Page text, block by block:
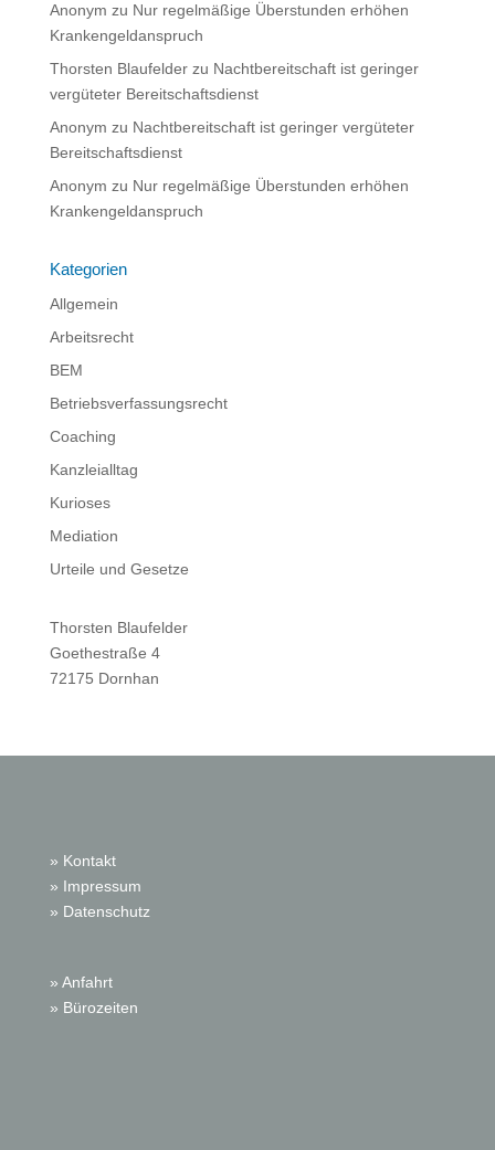
Anonym zu Nur regelmäßige Überstunden erhöhen
Krankengeldanspruch
Thorsten Blaufelderzu Nachtbereitschaft ist geringer
vergüteter Bereitschaftsdienst
Anonym zu Nachtbereitschaft ist geringer vergüteter
Bereitschaftsdienst
Anonym zu Nur regelmäßige Überstunden erhöhen
Krankengeldanspruch
Kategorien
Allgemein
Arbeitsrecht
BEM
Betriebsverfassungsrecht
Coaching
Kanzleialltag
Kurioses
Mediation
Urteile und Gesetze
Thorsten Blaufelder
Goethestraße 4
72175 Dornhan
» Kontakt
» Impressum
» Datenschutz
» Anfahrt
» Bürozeiten